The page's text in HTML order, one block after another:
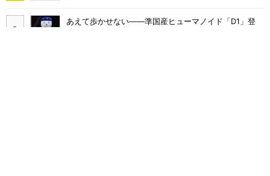
あえて歩かせない――準国産ヒューマノイド「D1」登